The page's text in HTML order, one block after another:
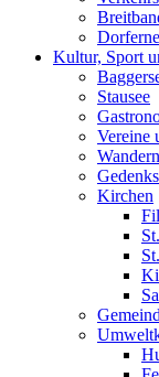
Kultur, Sport
Stausee
Vereine
Wandern
Kirchen